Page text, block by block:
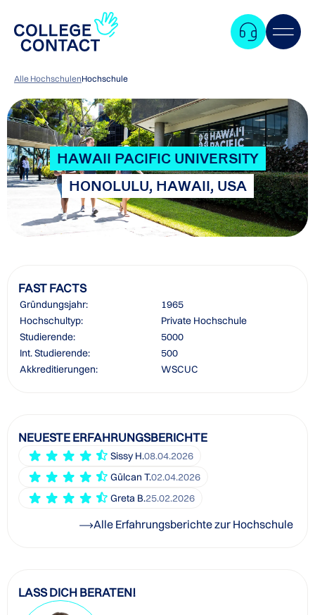
Alle HochschulenHochschule
HAWAII PACIFIC UNIVERSITY
HONOLULU, HAWAII, USA
FAST FACTS
Gründungsjahr:
1965
Hochschultyp:
Private Hochschule
Studierende:
5000
Int. Studierende:
500
Akkreditierungen:
WSCUC
NEUESTE ERFAHRUNGSBERICHTE
Sissy H.08.04.2026
Gülcan T.02.04.2026
Greta B.25.02.2026
Alle Erfahrungsberichte zur Hochschule
LASS DICH BERATEN!